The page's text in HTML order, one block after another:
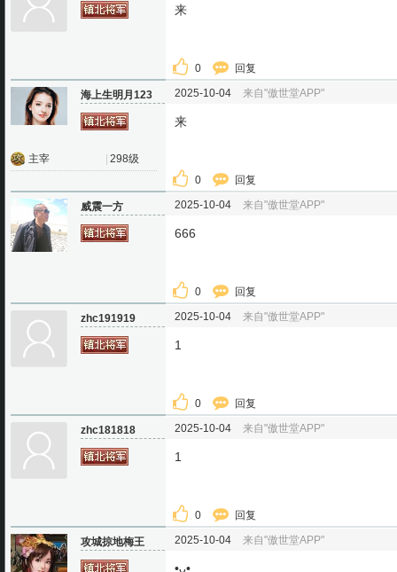
来
0 回复
海上生明月123
主宰 298级
2025-10-04 来自"傲世堂APP"
来
0 回复
威震一方 2025-10-04 来自"傲世堂APP"
666
0 回复
zhc191919 2025-10-04 来自"傲世堂APP"
1
0 回复
zhc181818 2025-10-04 来自"傲世堂APP"
1
0 回复
攻城掠地梅王 2025-10-04 来自"傲世堂APP"
•ᴗ•